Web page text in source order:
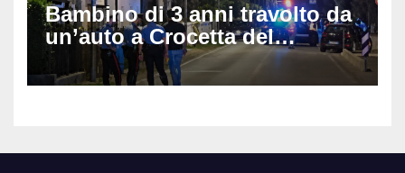
Bambino di 3 anni travolto da
un’auto a Crocetta del
Montello: è gravissimo,
trasportato in elicottero a